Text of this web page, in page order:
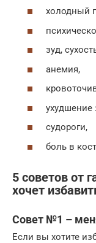
холодный
зуд,
анемия,
ухудшение
судороги,
боль в
5 советов от
хочет
Совет №1 –
Если вы хотите